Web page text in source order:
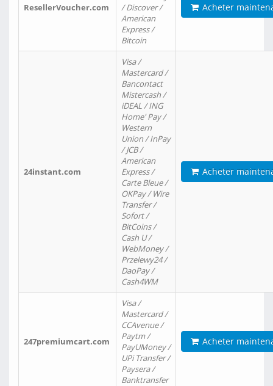
ResellerVoucher.com
/ Discover /
American
Express /
Bitcoin
Acheter
24instant.com
Visa /
Mastercard /
Bancontact
Mistercash /
iDEAL / ING
Home' Pay /
Western
Union / InPay
/ JCB /
American
Express /
Carte Bleue /
OKPay / Wire
Transfer /
Sofort /
BitCoins /
Cash U /
WebMoney /
Przelewy24 /
DaoPay /
Cash4WM
Acheter
247premiumcart.com
Visa /
Mastercard /
CCAvenue /
Paytm /
PayUMoney /
UPi Transfer /
Paysera /
Banktransfer
Acheter